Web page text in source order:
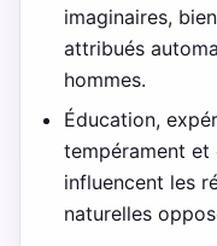
imaginaires,
attribués
hommes.
Éducation,
tempérament
influencent les
naturelles